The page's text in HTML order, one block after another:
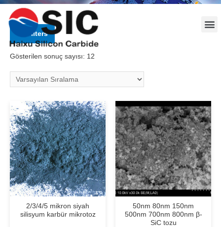
Filters
Gösterilen sonuç sayısı: 12
2/3/4/5 mikron siyah
silisyum karbür mikrotoz
50nm 80nm 150nm
500nm 700nm 800nm ​​β-
SiC tozu